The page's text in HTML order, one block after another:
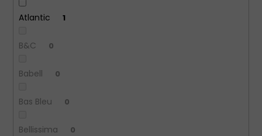
Atlantic 1
B&C 0
Babell 0
Bas Bleu 0
Bellissima 0